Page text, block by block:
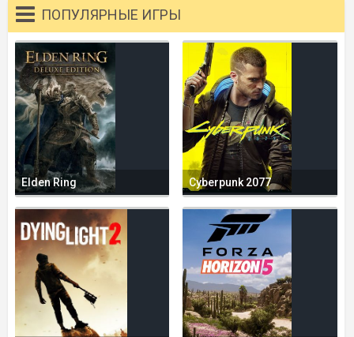
ПОПУЛЯРНЫЕ ИГРЫ
Elden Ring Cyberpunk 2077